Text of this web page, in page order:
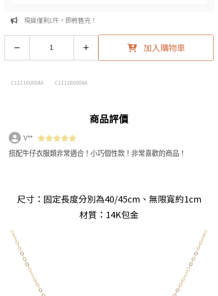
現貨僅剩1件，即將售完！
加入購物車
C111160004A C111160004A
商品評價
V**
搭配牛仔衣服類非常適合！小巧個性款！非常喜歡的商品！
尺寸：固定長度分別為40/45cm、無限寬約1cm
材質：14K包金